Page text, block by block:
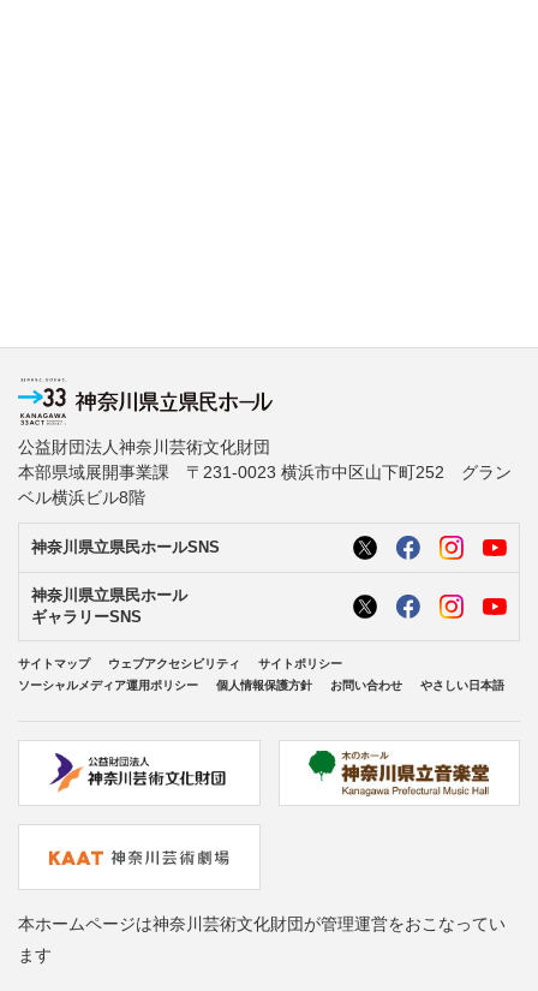
公益財団法人神奈川芸術文化財団
本部県域展開事業課 〒231-0023 横浜市中区山下町252 グラン
ベル横浜ビル8階
神奈川県立県民ホールSNS
神奈川県立県民ホール
ギャラリーSNS
サイトマップ ウェブアクセシビリティ
サイトポリシー
ソーシャルメディア運用ポリシー
個人情報保護方針 お問い合わせ やさしい日本語
本ホームページは神奈川芸術文化財団が管理運営をおこなってい
ます